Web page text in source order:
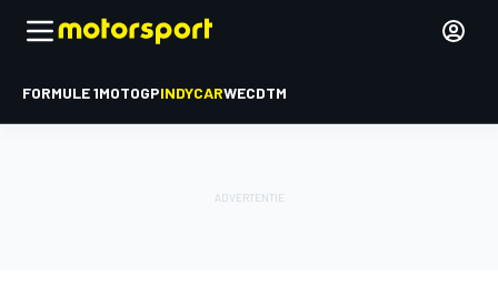
FORMULE 1MOTOGPINDYCARWECDTM